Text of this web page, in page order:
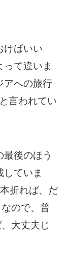
けばいい
て違いま
アへの旅行
言われてい
最後のほう
ていま
折れば、だ
ので、普
大丈夫じ